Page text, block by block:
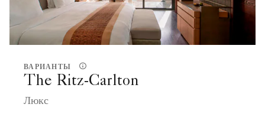
ВАРИАНТЫ
The Ritz-Carlton
Люкс